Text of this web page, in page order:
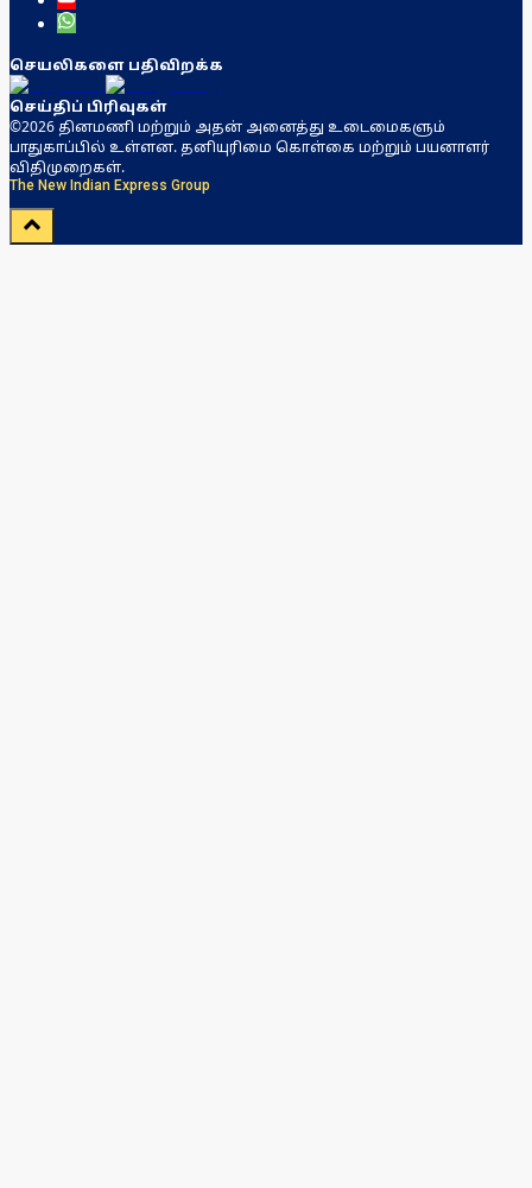
செயலிகளை பதிவிறக்க
செய்திப் பிரிவுகள்
©2026 தினமணி மற்றும் அதன் அனைத்து உடைமைகளும்
பாதுகாப்பில் உள்ளன. தனியுரிமை கொள்கை மற்றும் பயனாளர்
விதிமுறைகள்.
The New Indian Express Group